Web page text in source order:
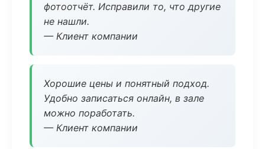
фотоотчёт. Исправили то, что другие
не нашли.
— Клиент компании
Хорошие цены и понятный подход.
Удобно записаться онлайн, в зале
можно поработать.
— Клиент компании